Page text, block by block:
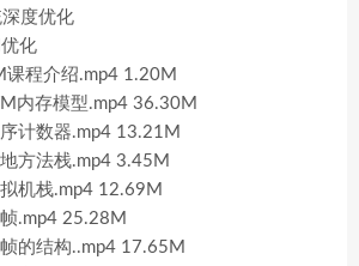
度优化
化
课程介绍.mp4 1.20M
内存模型.mp4 36.30M
计数器.mp4 13.21M
方法栈.mp4 3.45M
机栈.mp4 12.69M
.mp4 25.28M
的结构..mp4 17.65M